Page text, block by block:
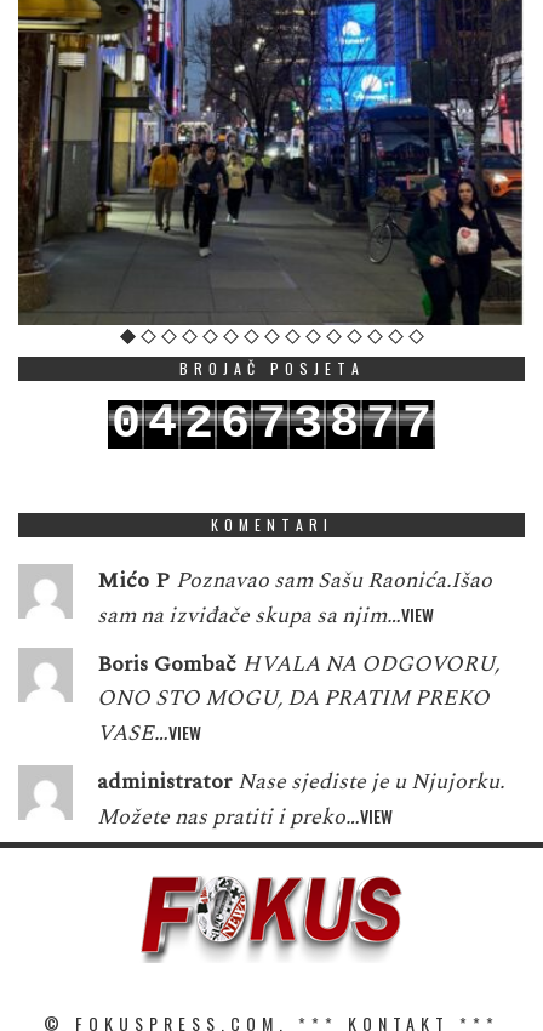
BROJAČ POSJETA
042673877
KOMENTARI
Mićo P Poznavao sam Sašu Raonića.Išao
sam na izviđače skupa sa njim…VIEW
Boris Gombač HVALA NA ODGOVORU,
ONO STO MOGU, DA PRATIM PREKO
VASE…VIEW
administrator Nase sjediste je u Njujorku.
Možete nas pratiti i preko…VIEW
© FOKUSPRESS.COM. *** KONTAKT ***